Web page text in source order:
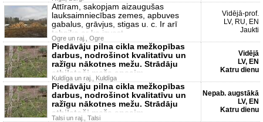
Attīram, sakopjam aizaugušas
lauksaimniecības zemes, apbuves
gabalus, grāvjus, stigas u. c. Ir arī
tehnika ar ko izvest
Ogre un raj., Ogre
Vidējā-prof.
LV, RU, EN
Jaukti
Piedāvāju pilna cikla mežkopības
darbus, nodrošinot kvalitatīvu un
ražīgu nākotnes mežu. Strādāju
atbilstoši meža apsaim
Kuldīga un raj., Kuldīga
Vidējā
LV, EN
Katru dienu
Piedāvāju pilna cikla mežkopības
darbus, nodrošinot kvalitatīvu un
ražīgu nākotnes mežu. Strādāju
atbilstoši meža apsaim
Talsi un raj., Talsi
Nepab. augstākā
LV, EN
Katru dienu